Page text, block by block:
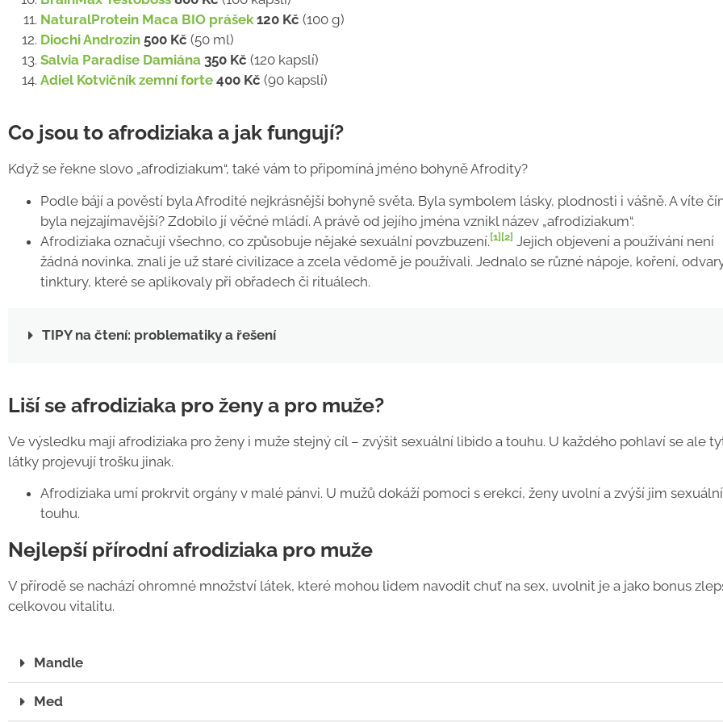
NaturalProtein Maca BIO prášek 120 Kč (100 g)
Diochi Androzin 500 Kč (50 ml)
Salvia Paradise Damiána 350 Kč (120 kapslí)
Adiel Kotvičník zemní forte 400 Kč (90 kapslí)
Co jsou to afrodiziaka a jak fungují?
Když se řekne slovo „afrodiziakum“, také vám to připomíná jméno bohyně Afrodity?
Podle bájí a pověstí byla Afrodité nejkrásnější bohyně světa. Byla symbolem lásky, plodnosti i vášně. A víte
byla nejzajímavější? Zdobilo jí věčné mládí. A právě od jejího jména vznikl název „afrodiziakum“.
Afrodiziaka označují všechno, co způsobuje nějaké sexuální povzbuzení. [1] [2] Jejich objevení a používání není
žádná novinka, znali je už staré civilizace a zcela vědomě je používali. Jednalo se různé nápoje, koření,
tinktury, které se aplikovaly při obřadech či rituálech.
TIPY na čtení: problematiky a řešení
Liší se afrodiziaka pro ženy a pro muže?
Ve výsledku mají afrodiziaka pro ženy i muže stejný cíl – zvýšit sexuální libido a touhu. U každého pohlaví se ale
látky projevují trošku jinak.
Afrodiziaka umí prokrvit orgány v malé pánvi. U mužů dokáží pomoci s erekcí, ženy uvolní a zvýší jim sexuální
touhu.
Nejlepší přírodní afrodiziaka pro muže
V přírodě se nachází ohromné množství látek, které mohou lidem navodit chuť na sex, uvolnit je a jako bonus
celkovou vitalitu.
Mandle
Med